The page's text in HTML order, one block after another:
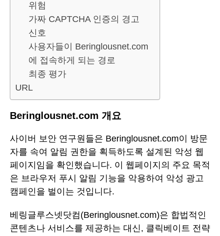
위험
가짜 CAPTCHA 인증의 경고
신호
사용자들이 Beringlousnet.com
에 접속하게 되는 경로
최종 평가
URL
Beringlousnet.com 개요
사이버 보안 연구원들은 Beringlousnet.com이 방문
자를 속여 알림 권한을 획득하도록 설계된 악성 웹
페이지임을 확인했습니다. 이 웹페이지의 주요 목적
은 브라우저 푸시 알림 기능을 악용하여 악성 광고
캠페인을 벌이는 것입니다.
베링글루스넷닷컴(Beringlousnet.com)은 합법적인
콘텐츠나 서비스를 제공하는 대신, 클릭베이트 전략